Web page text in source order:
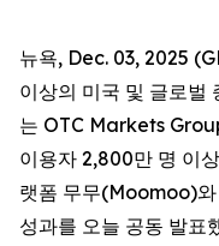
뉴욕, Dec. 03, 2025
이상의 미국 및 글로벌
는 OTC Markets
이용자 2,800만 명 이
랫폼 무무(Moomoo)
성과를 오늘 공동 발